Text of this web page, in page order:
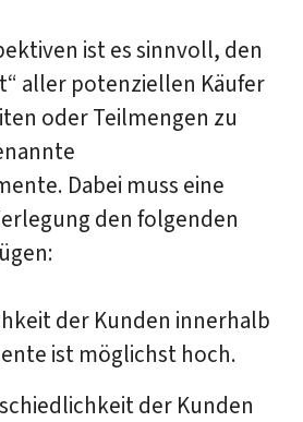
ist es sinnvoll, den
aller potenziellen Käufer
oder Teilmengen zu
Dabei muss eine
den folgenden
der Kunden innerhalb
ist möglichst hoch.
der Kunden